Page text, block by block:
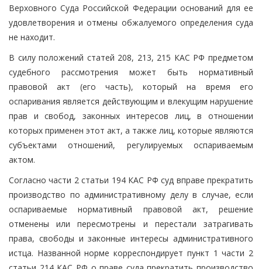
Верховного Суда Российской Федерации оснований для ее
удовлетворения и отмены обжалуемого определения суда
не находит.
В силу положений статей 208, 213, 215 КАС РФ предметом
судебного рассмотрения может быть нормативный
правовой акт (его часть), который на время его
оспаривания является действующим и влекущим нарушение
прав и свобод, законных интересов лиц, в отношении
которых применен этот акт, а также лиц, которые являются
субъектами отношений, регулируемых оспариваемым
актом.
Согласно части 2 статьи 194 КАС РФ суд вправе прекратить
производство по административному делу в случае, если
оспариваемые нормативный правовой акт, решение
отменены или пересмотрены и перестали затрагивать
права, свободы и законные интересы административного
истца. Названной норме корреспондирует пункт 1 части 2